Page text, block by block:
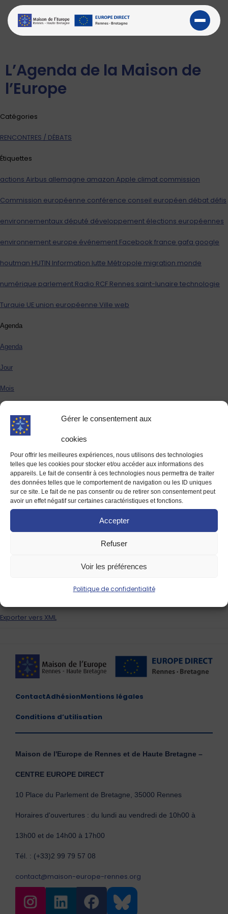
Gérer le consentement aux
cookies
Pour offrir les meilleures expériences, nous utilisons des technologies
telles que les cookies pour stocker et/ou accéder aux informations des
appareils. Le fait de consentir à ces technologies nous permettra de traiter
des données telles que le comportement de navigation ou les ID uniques
sur ce site. Le fait de ne pas consentir ou de retirer son consentement peut
avoir un effet négatif sur certaines caractéristiques et fonctions.
Accepter
Refuser
Voir les préférences
Politique de confidentialité
L’Agenda de la Maison de
l’Europe
Catégories
RENCONTRES / DÉBATS
Étiquettes
actions Airbus allemagne amazon Apple climat commission
Commission européenne conférence conseil européen débat défis
environnementaux député développement élections européennes
environnement europe événement Facebook france gafa google
houtman HUTIN Information lutte Métropole migration monde
numérique parlement Radio RCF Rennes saint-lunaire technologie
Turquie UE union européenne Ville web
Agenda
Agenda
Jour
Mois
août 2026
Il n’y a aucun évènement à venir pour le moment.
août 2026 Août 2026
Abonnez-vous au calendrier filtré
Ajouter au calendrier Timely
Ajouter à Google
Exporter vers XML
ContactAdhésionMentions légales
Conditions d’utilisation
Maison de l'Europe de Rennes et de Haute Bretagne –
CENTRE EUROPE DIRECT
10 Place du Parlement de Bretagne, 35000 Rennes
Horaires d'ouvertures : du lundi au vendredi de 10h00 à
13h00 et de 14h00 à 17h00
Tél. : (+33)2 99 79 57 08
contact@maison-europe-rennes.org